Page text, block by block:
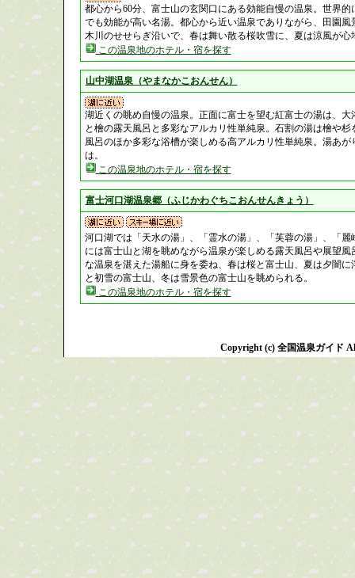
都心から60分、富士山の玄関口にある効能自慢の温泉。世界
でも効能が高い名湯。都心から近い温泉でありながら、田園
木川のせせらぎ沿いで、春は舞い散る桜吹雪に、夏は涼風が
この温泉地のホテル・宿を探す
山中湖温泉（やまなかこおんせん）
湖近くの眺め自慢の温泉。正面に富士を望む紅富士の湯は、
と檜の露天風呂と多彩なアルカリ性単純泉。石割の湯は檜や
風呂のほか多彩な浴槽が楽しめる高アルカリ性単純泉。湯あ
は。
この温泉地のホテル・宿を探す
富士河口湖温泉郷（ふじかわぐちこおんせんきょう）
河口湖では「天水の湯」、「霊水の湯」、「芙蓉の湯」、「
には富士山と湖を眺めながら温泉が楽しめる露天風呂や展望
な温泉を湛えた湯船に身を委ね、春は桜と富士山、夏は夕闇
と初雪の富士山、冬は雪景色の富士山を眺められる。
この温泉地のホテル・宿を探す
Copyright (c) 全国温泉ガイド